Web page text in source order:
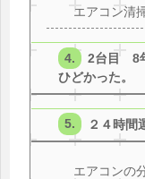
エアコン清
2台目 8
ひどかった。
２４時間
エアコンの